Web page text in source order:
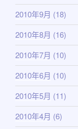
2010年9月 (18)
2010年8月 (16)
2010年7月 (10)
2010年6月 (10)
2010年5月 (11)
2010年4月 (6)